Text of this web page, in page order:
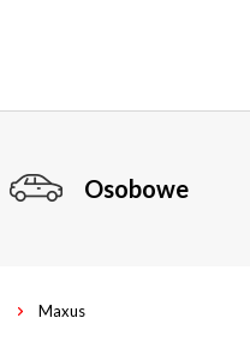
Osobowe
Maxus